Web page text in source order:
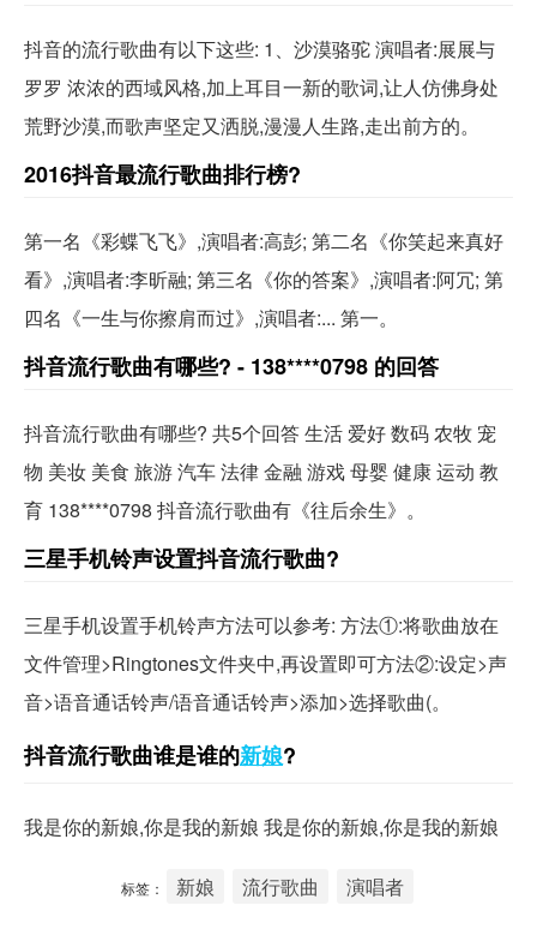
抖音的流行歌曲有以下这些: 1、沙漠骆驼 演唱者:展展与
罗罗 浓浓的西域风格,加上耳目一新的歌词,让人仿佛身处
荒野沙漠,而歌声坚定又洒脱,漫漫人生路,走出前方的。
2016抖音最流行歌曲排行榜?
第一名《彩蝶飞飞》,演唱者:高彭; 第二名《你笑起来真好
看》,演唱者:李昕融; 第三名《你的答案》,演唱者:阿冗; 第
四名《一生与你擦肩而过》,演唱者:... 第一。
抖音流行歌曲有哪些? - 138****0798 的回答
抖音流行歌曲有哪些? 共5个回答 生活 爱好 数码 农牧 宠
物 美妆 美食 旅游 汽车 法律 金融 游戏 母婴 健康 运动 教
育 138****0798 抖音流行歌曲有《往后余生》。
三星手机铃声设置抖音流行歌曲?
三星手机设置手机铃声方法可以参考: 方法①:将歌曲放在
文件管理>Ringtones文件夹中,再设置即可方法②:设定>声
音>语音通话铃声/语音通话铃声>添加>选择歌曲(。
抖音流行歌曲谁是谁的新娘?
我是你的新娘,你是我的新娘 我是你的新娘,你是我的新娘
标签： 新娘 流行歌曲 演唱者